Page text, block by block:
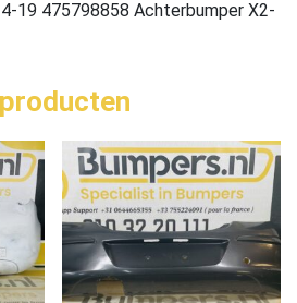
19 475798858 Achterbumper X2-